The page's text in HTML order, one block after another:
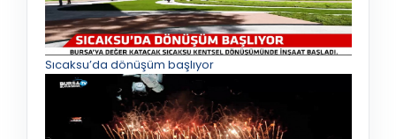
Sıcaksu’da dönüşüm başlıyor